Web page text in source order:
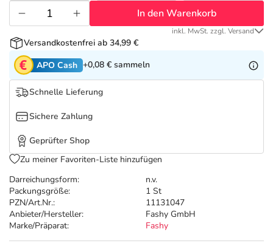
Tierapotheke
Vitamine & Mineralstoffe
Salus Deals
Darreichungsform:
n.v.
Packungsgröße:
1 St
PZN/Art.Nr.:
11131047
Anbieter/Hersteller:
Fashy GmbH
Marke/Präparat:
Fashy
In den Warenkorb
inkl. MwSt. zzgl. Versand
Versandkostenfrei ab 34,99 €
APO Cash +0,08 € sammeln
Schnelle Lieferung
Sichere Zahlung
Geprüfter Shop
Zu meiner Favoriten-Liste hinzufügen